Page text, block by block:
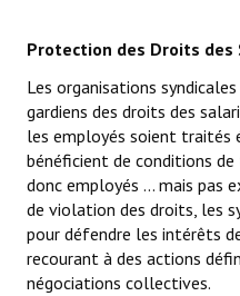
Protection des Droits des
Les organisations
gardiens des droits des
les employés soient traités
bénéficient de conditions
donc employés ... mais pas
de violation des droits, les
pour défendre les intérêts
recourant à des actions
négociations collectives.